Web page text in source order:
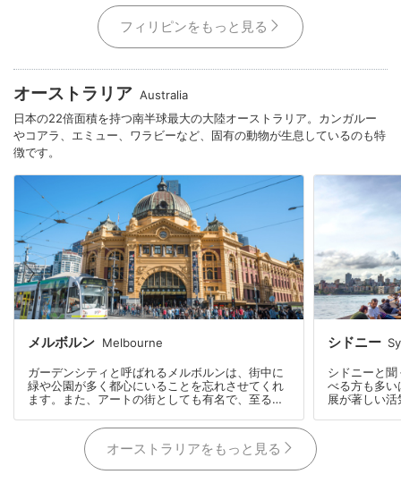
フィリピンをもっと見る
オーストラリア Australia
日本の22倍面積を持つ南半球最大の大陸オーストラリア。カンガルー
やコアラ、エミュー、ワラビーなど、固有の動物が生息しているのも特
徴です。
メルボルン Melbourne
ガーデンシティと呼ばれるメルボルンは、街中に
緑や公園が多く都心にいることを忘れさせてくれ
ます。また、アートの街としても有名で、至る所
せてくれます。
シドニー
シドニーと
べる方も多
展が著しい
オーストラリアをもっと見る